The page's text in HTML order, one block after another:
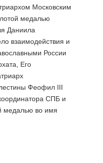
Московским
медалью
Даниила
взаимодействия и
России
Его
Феофил III
СПБ и
медалью во имя